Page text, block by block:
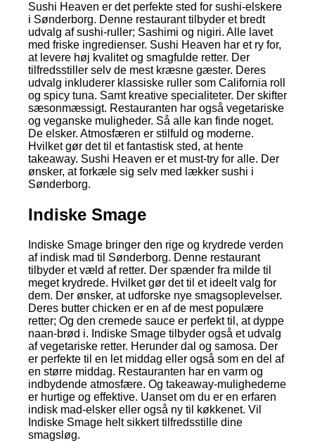
Sushi Heaven er det perfekte sted for sushi-elskere
i Sønderborg. Denne restaurant tilbyder et bredt
udvalg af sushi-ruller; Sashimi og nigiri. Alle lavet
med friske ingredienser. Sushi Heaven har et ry for,
at levere høj kvalitet og smagfulde retter. Der
tilfredsstiller selv de mest kræsne gæster. Deres
udvalg inkluderer klassiske ruller som California roll
og spicy tuna. Samt kreative specialiteter. Der skifter
sæsonmæssigt. Restauranten har også vegetariske
og veganske muligheder. Så alle kan finde noget.
De elsker. Atmosfæren er stilfuld og moderne.
Hvilket gør det til et fantastisk sted, at hente
takeaway. Sushi Heaven er et must-try for alle. Der
ønsker, at forkæle sig selv med lækker sushi i
Sønderborg.
Indiske Smage
Indiske Smage bringer den rige og krydrede verden
af indisk mad til Sønderborg. Denne restaurant
tilbyder et væld af retter. Der spænder fra milde til
meget krydrede. Hvilket gør det til et ideelt valg for
dem. Der ønsker, at udforske nye smagsoplevelser.
Deres butter chicken er en af de mest populære
retter; Og den cremede sauce er perfekt til, at dyppe
naan-brød i. Indiske Smage tilbyder også et udvalg
af vegetariske retter. Herunder dal og samosa. Der
er perfekte til en let middag eller også som en del af
en større middag. Restauranten har en varm og
indbydende atmosfære. Og takeaway-mulighederne
er hurtige og effektive. Uanset om du er en erfaren
indisk mad-elsker eller også ny til køkkenet. Vil
Indiske Smage helt sikkert tilfredsstille dine
smagsløg.